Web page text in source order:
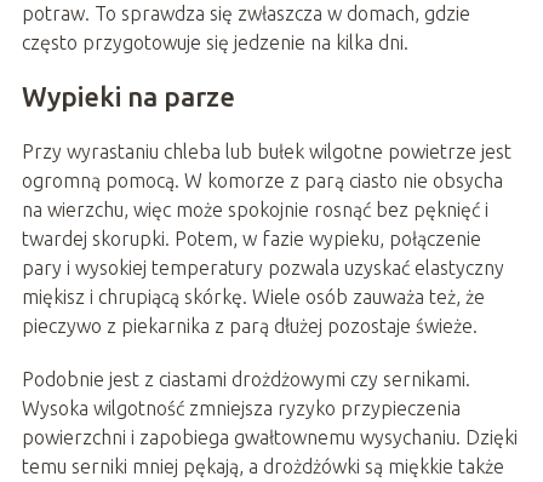
potraw. To sprawdza się zwłaszcza w domach, gdzie
często przygotowuje się jedzenie na kilka dni.
Wypieki na parze
Przy wyrastaniu chleba lub bułek wilgotne powietrze jest
ogromną pomocą. W komorze z parą ciasto nie obsycha
na wierzchu, więc może spokojnie rosnąć bez pęknięć i
twardej skorupki. Potem, w fazie wypieku, połączenie
pary i wysokiej temperatury pozwala uzyskać elastyczny
miękisz i chrupiącą skórkę. Wiele osób zauważa też, że
pieczywo z piekarnika z parą dłużej pozostaje świeże.
Podobnie jest z ciastami drożdżowymi czy sernikami.
Wysoka wilgotność zmniejsza ryzyko przypieczenia
powierzchni i zapobiega gwałtownemu wysychaniu. Dzięki
temu serniki mniej pękają, a drożdżówki są miękkie także